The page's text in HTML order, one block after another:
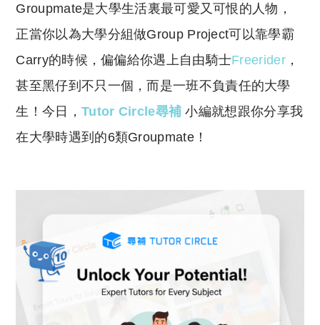
p
y
Li
n
k
at
s
A
p
p
Groupmate是大學生活裏最可愛又可恨的人物，
正當你以為大學分組做Group Project可以靠學霸
Carry的時候，偏偏給你遇上自由騎士Freerider，
甚至黑仔到不只一個，而是一班不負責任的大學
生！今日， Tutor Circle尋補 小編就想跟你分享我
在大學時遇到的6類Groupmate！